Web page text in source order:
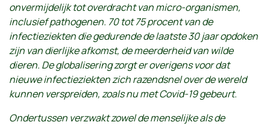
onvermijdelijk tot overdracht van micro-organismen,
inclusief pathogenen. 70 tot 75 procent van de
infectieziekten die gedurende de laatste 30 jaar opdoken
zijn van dierlijke afkomst, de meerderheid van wilde
dieren. De globalisering zorgt er overigens voor dat
nieuwe infectieziekten zich razendsnel over de wereld
kunnen verspreiden, zoals nu met Covid-19 gebeurt.
Ondertussen verzwakt zowel de menselijke als de